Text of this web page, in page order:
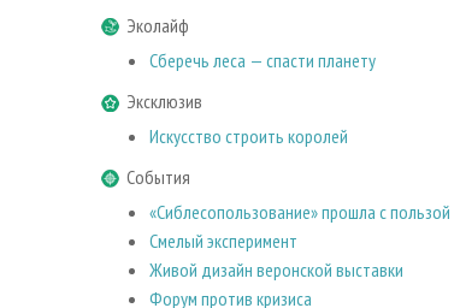
Эколайф
Сберечь леса — спасти планету
Эксклюзив
Искусство строить королей
События
«Сиблесопользование» прошла с пользой
Смелый эксперимент
Живой дизайн веронской выставки
Форум против кризиса